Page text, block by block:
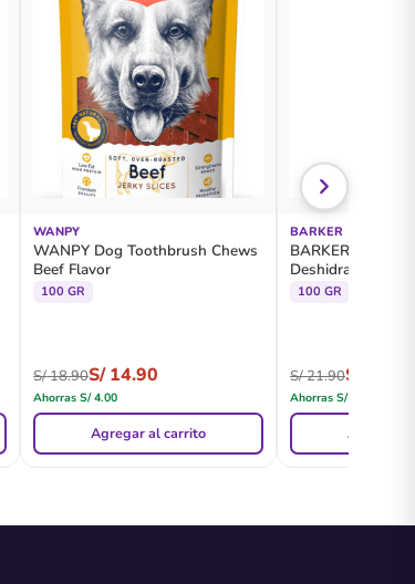
WANPY
WANPY Dog Toothbrush Chews
Beef Flavor
100 GR
S/18.90S/14.90
AhorrasS/4.00
Agregar al carrito
BARKER
BARKER Bites
Deshidratados
100 GR
S/21.90S/
Ahorras S/2.70
Agregar